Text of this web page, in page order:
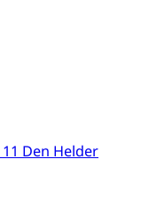
Den Helder